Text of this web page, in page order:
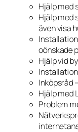
Hjälp med
Hjälp med
även visa
oönskade
Hjälp vid
Inköpsråd
Hjälp med
Problem